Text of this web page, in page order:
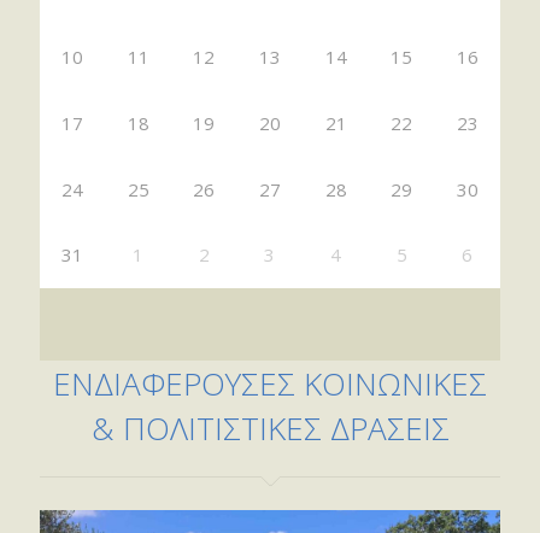
10 11 12 13 14 15 16
17 18 19 20 21 22 23
24 25 26 27 28 29 30
31 1 2 3 4 5 6
ΕΝΔΙΑΦΕΡΟΥΣΕΣ ΚΟΙΝΩΝΙΚΕΣ
& ΠΟΛΙΤΙΣΤΙΚΕΣ ΔΡΑΣΕΙΣ